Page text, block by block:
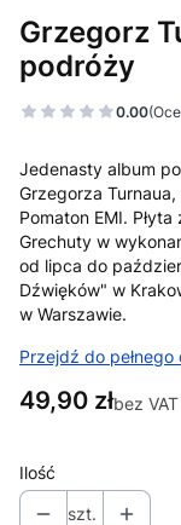
Grzegorz
podróży
0.00
Jedenasty album
Grzegorza
Pomaton EMI.
Grechuty w
od lipca do
Dźwięków" w
w Warszawie.
Przejdź do pełnego
Cena
49,90 złbez VAT
Ilość
szt.